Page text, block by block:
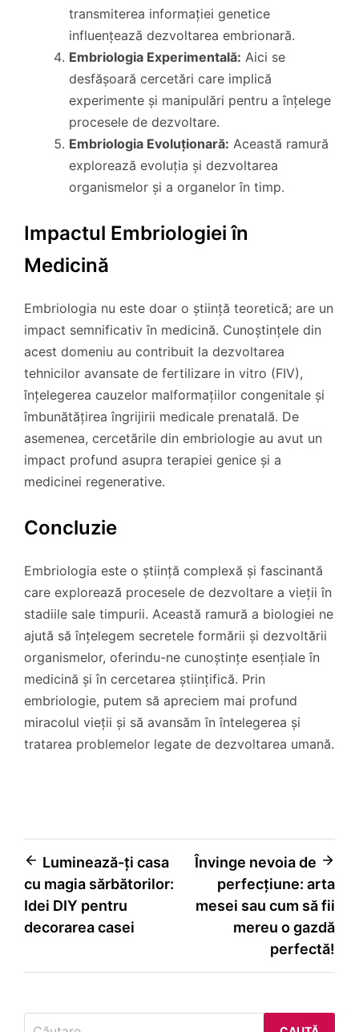
transmiterea informației genetice
influențează dezvoltarea embrionară.
Embriologia Experimentală: Aici se
desfășoară cercetări care implică
experimente și manipulări pentru a înțelege
procesele de dezvoltare.
Embriologia Evoluționară: Această ramură
explorează evoluția și dezvoltarea
organismelor și a organelor în timp.
Impactul Embriologiei în
Medicină
Embriologia nu este doar o știință teoretică; are un
impact semnificativ în medicină. Cunoștințele din
acest domeniu au contribuit la dezvoltarea
tehnicilor avansate de fertilizare in vitro (FIV),
înțelegerea cauzelor malformațiilor congenitale și
îmbunătățirea îngrijirii medicale prenatală. De
asemenea, cercetările din embriologie au avut un
impact profund asupra terapiei genice și a
medicinei regenerative.
Concluzie
Embriologia este o știință complexă și fascinantă
care explorează procesele de dezvoltare a vieții în
stadiile sale timpurii. Această ramură a biologiei ne
ajută să înțelegem secretele formării și dezvoltării
organismelor, oferindu-ne cunoștințe esențiale în
medicină și în cercetarea științifică. Prin
embriologie, putem să apreciem mai profund
miracolul vieții și să avansăm în întelegerea și
tratarea problemelor legate de dezvoltarea umană.
Navigare
în
articole
Luminează-ți casa
cu magia sărbătorilor:
Idei DIY pentru
decorarea casei
Învinge nevoia de
perfecțiune: arta
mesei sau cum să fii
mereu o gazdă
perfectă!